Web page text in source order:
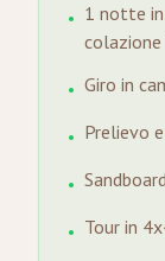
• 1 notte
colazione
• Giro in
• Prelievo
•
• Tour in